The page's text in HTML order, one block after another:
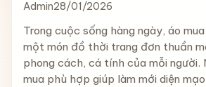
Admin28/01/2026
Trong cuộc sống hàng ngày, áo
một món đồ thời trang đơn thuần
phong cách, cá tính của mỗi người.
mua phù hợp giúp làm mới diện